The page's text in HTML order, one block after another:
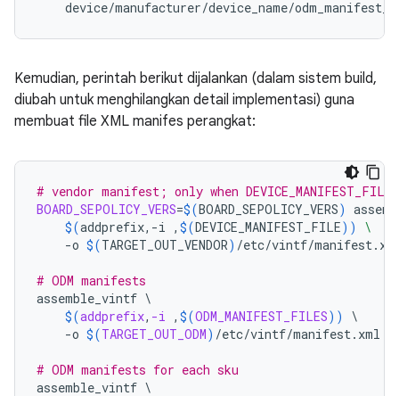
device/manufacturer/device_name/
Kemudian, perintah berikut dijalankan (dalam sistem build,
diubah untuk menghilangkan detail implementasi) guna
membuat file XML manifes perangkat:
# vendor manifest; only when
BOARD_SEPOLICY_VERS=$(BOARD_SEPOLICY_VERS)
$(addprefix,-i , $(DEVICE_MANIFEST_FILE))
\
-o $(TARGET_OUT_VENDOR) /etc/vintf/
# ODM manifests
assemble_vintf \
$(addprefix, -i , $(ODM_MANIFEST_FILES))
\
-o $(TARGET_OUT_ODM) /etc/vintf/manifest.xml
# ODM manifests for each sku
assemble_vintf \